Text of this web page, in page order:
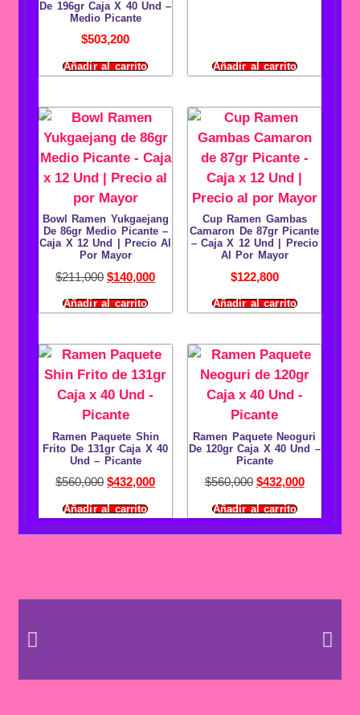
De 196gr Caja X 40 Und –
Medio Picante
$503,200
Añadir al carrito Añadir al carrito
Bowl Ramen Yukgaejang
De 86gr Medio Picante –
Caja X 12 Und | Precio Al
Por Mayor
$211,000 $140,000
Añadir al carrito
Cup Ramen Gambas
Camaron De 87gr Picante
– Caja X 12 Und | Precio
Al Por Mayor
$122,800
Añadir al carrito
Ramen Paquete Shin
Frito De 131gr Caja X 40
Und – Picante
$560,000 $432,000
Añadir al carrito
Ramen Paquete Neoguri
De 120gr Caja X 40 Und –
Picante
$560,000 $432,000
Añadir al carrito